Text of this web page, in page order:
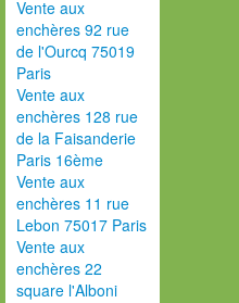
Vente aux
enchères 92 rue
de l'Ourcq 75019
Paris
Vente aux
enchères 128 rue
de la Faisanderie
Paris 16ème
Vente aux
enchères 11 rue
Lebon 75017 Paris
Vente aux
enchères 22
square l'Alboni